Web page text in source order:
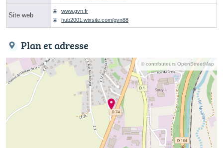
Site web
www.gvn.fr
hub2001.wixsite.com/gvn88
Plan et adresse
© contributeurs OpenStreetMap